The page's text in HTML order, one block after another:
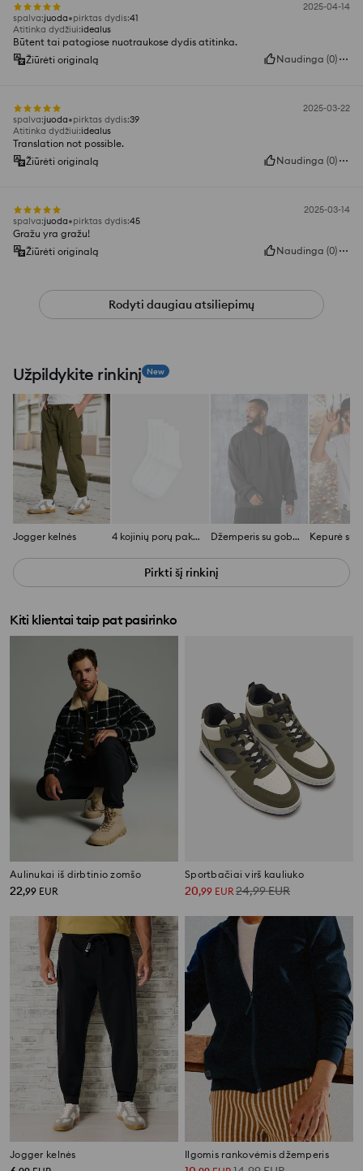
2025-04-14
spalva:juoda pirktas dydis:41
Atitinka dydžiui:idealus
Būtent tai patogiose nuotraukose dydis atitinka.
Žiūrėti originalą
Naudinga (0)
2025-03-22
spalva:juoda pirktas dydis:39
Atitinka dydžiui:idealus
Translation not possible.
Žiūrėti originalą
Naudinga (0)
2025-03-14
spalva:juoda pirktas dydis:45
Gražu yra gražu!
Žiūrėti originalą
Naudinga (0)
Rodyti daugiau atsiliepimų
Užpildykite rinkinį New
Jogger kelnės 4 kojinių porų pakuotė Džemperis su gobtuvu
Pirkti šį rinkinį
Kiti klientai taip pat pasirinko
Aulinukai iš dirbtinio zomšo
22,99 EUR
Sportbačiai virš kauliuko
20,99 EUR24,99EUR
Jogger kelnės Ilgomis rankovėmis džemperis